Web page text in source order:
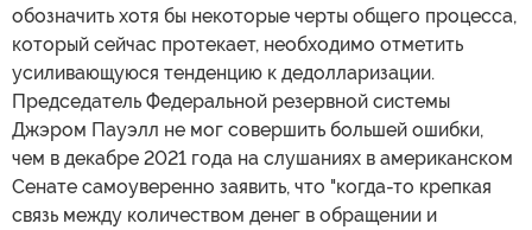
обозначить хотя бы некоторые черты общего процесса,
который сейчас протекает, необходимо отметить
усиливающуюся тенденцию к дедолларизации.
Председатель Федеральной резервной системы
Джэром Пауэлл не мог совершить большей ошибки,
чем в декабре 2021 года на слушаниях в американском
Сенате самоуверенно заявить, что "когда-то крепкая
связь между количеством денег в обращении и